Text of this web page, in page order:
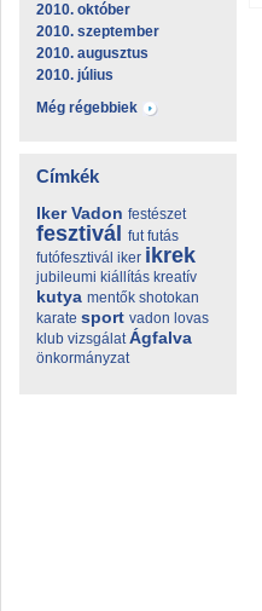
2010. október
2010. szeptember
2010. augusztus
2010. július
Még régebbiek
Címkék
Iker Vadon festészet
fesztivál fut futás
futófesztivál iker ikrek
jubileumi kiállítás kreatív
kutya mentők shotokan
karate sport vadon lovas
klub vizsgálat Ágfalva
önkormányzat